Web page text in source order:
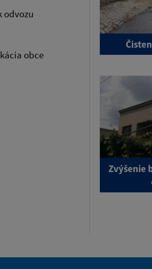
odvozu
obce
Zvýšenie